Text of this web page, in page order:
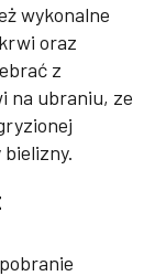
wykonalne
oraz
z
na ubraniu, ze